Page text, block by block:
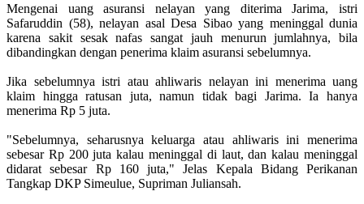
Mengenai uang asuransi nelayan yang diterima Jarima, istri
Safaruddin (58), nelayan asal Desa Sibao yang meninggal dunia
karena sakit sesak nafas sangat jauh menurun jumlahnya, bila
dibandingkan dengan penerima klaim asuransi sebelumnya.
Jika sebelumnya istri atau ahliwaris nelayan ini menerima uang
klaim hingga ratusan juta, namun tidak bagi Jarima. Ia hanya
menerima Rp 5 juta.
"Sebelumnya, seharusnya keluarga atau ahliwaris ini menerima
sebesar Rp 200 juta kalau meninggal di laut, dan kalau meninggal
didarat sebesar Rp 160 juta," Jelas Kepala Bidang Perikanan
Tangkap DKP Simeulue, Supriman Juliansah.